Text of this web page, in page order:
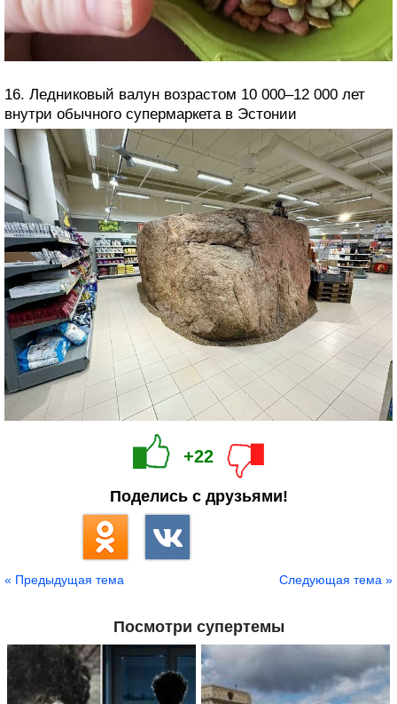
16. Ледниковый валун возрастом 10 000–12 000 лет
внутри обычного супермаркета в Эстонии
+22
Поделись с друзьями!
« Предыдущая тема Следующая тема »
Посмотри супертемы